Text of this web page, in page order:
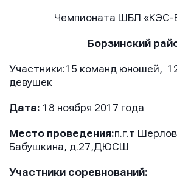
Чемпионата ШБЛ «КЭС-
Борзинский
Участники:15 команд юношей,
девушек
Дата: 18 ноября 2017 года
Место проведения:п.г.т
Бабушкина, д.27,ДЮСШ
Участники соревнований: